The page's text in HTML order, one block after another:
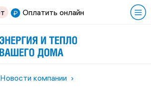
Оплатить онлайн
Новости компании